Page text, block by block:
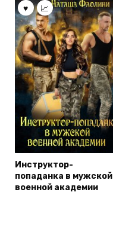
Инструктор-
попаданка в мужской
военной академии